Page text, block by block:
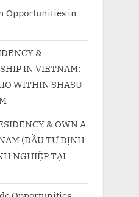
Opportunities in
&
IN VIETNAM:
WITHIN SHASU
& OWN A
(ĐẦU TƯ ĐỊNH
NGHIỆP TẠI